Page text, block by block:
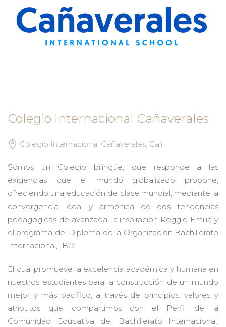
Colegio Internacional Cañaverales
Colegio Internacional Cañaverales, Cali
Somos un Colegio bilingüe, que responde a las
exigencias que el mundo globalizado propone,
ofreciendo una educación de clase mundial, mediante la
convergencia ideal y armónica de dos tendencias
pedagógicas de avanzada: la inspiración Reggio Emilia y
el programa del Diploma de la Organización Bachillerato
Internacional, IBO.
El cual promueve la excelencia académica y humana en
nuestros estudiantes para la construcción de un mundo
mejor y más pacífico, a través de principios, valores y
atributos que compartimos con el Perfil de la
Comunidad Educativa del Bachillerato Internacional: